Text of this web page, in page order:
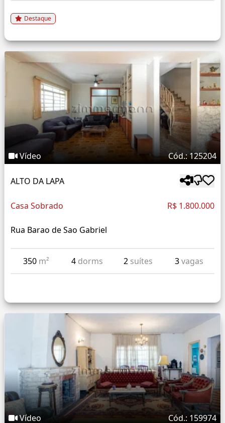
Destaque
Vídeo Cód.: 125204
ALTO DA LAPA
Casa Sobrado R$ 1.800.000
Rua Barao de Sao Gabriel
350 m² 4 dorms 2 suítes 3vagas
Vídeo Cód.: 159974